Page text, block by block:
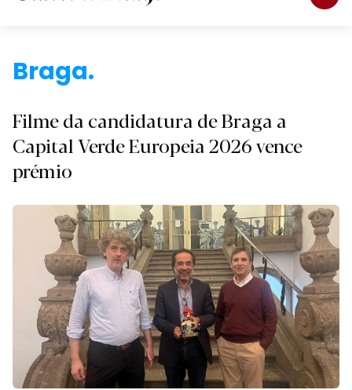
Braga.
Filme da candidatura de Braga a
Capital Verde Europeia 2026 vence
prémio